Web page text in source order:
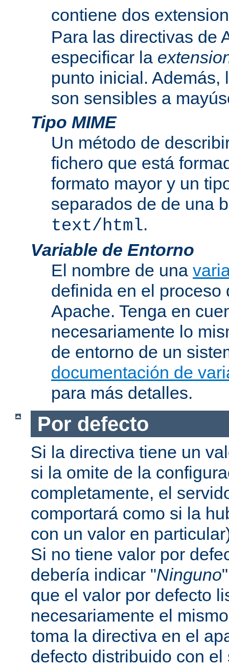
contiene dos
Para las directivas de
especificar la
punto inicial. Además,
son sensibles a
Tipo MIME
Un método de
fichero que está
formato mayor y un
separados de de una
text/html.
Variable de Entorno
El nombre de una
definida en el proceso
Apache. Tenga en
necesariamente lo
de entorno de un
documentación de
para más detalles.
Por defecto
Si la directiva tiene un
si la omite de la
completamente, el
comportará como si la
con un valor en
Si no tiene valor por
debería indicar "Ninguno
que el valor por defecto
necesariamente el
toma la directiva en el
defecto distribuido con el